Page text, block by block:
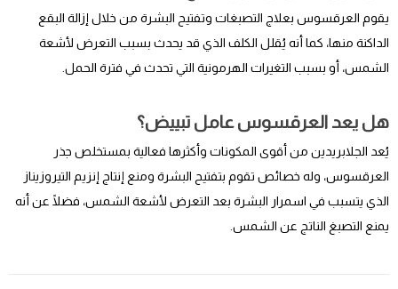
يقوم العرقسوس بعلاج التصبغات وتفتيح البشرة من خلال إزالة البقع
الداكنة منها، كما أنه يُقلل الكلف الذي قد يحدث بسبب التعرض لأشعة
الشمس، أو بسبب التغيرات الهرمونية التي تحدث في فترة الحمل.
هل يعد العرقسوس عامل تبييض؟
يُعد الجلابريدين من أقوى المكونات وأكثرها فعالية بمستخلص جذر
العرقسوس، وله خصائص تقوم بتفتيح البشرة ومنع إنتاج إنزيم التيروزيناز
الذي يتسبب في اسمرار البشرة بعد التعرض لأشعة الشمس، فضلًا عن أنه
يمنع التصبغ الناتج عن الشمس.